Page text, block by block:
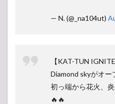
— N. (@_na104ut)
【KAT-TUN
Diamond skyがオー
初っ端から花火、
🔥🔥